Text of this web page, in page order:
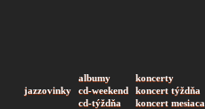
jazzovinky
albumy koncerty
cd-weekend koncert týždňa
cd-týždňa
koncert mesiaca